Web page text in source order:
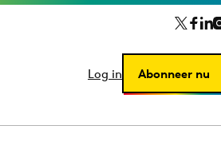
Log in Abonneer nu
Log in Abonneer nu